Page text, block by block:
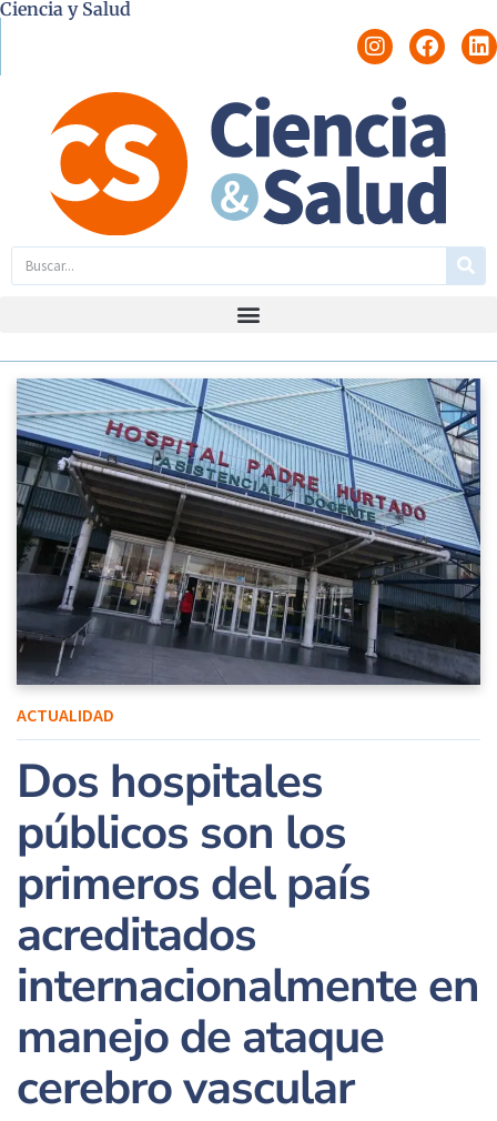
Ciencia y Salud
ACTUALIDAD
Dos hospitales
públicos son los
primeros del país
acreditados
internacionalmente en
manejo de ataque
cerebro vascular